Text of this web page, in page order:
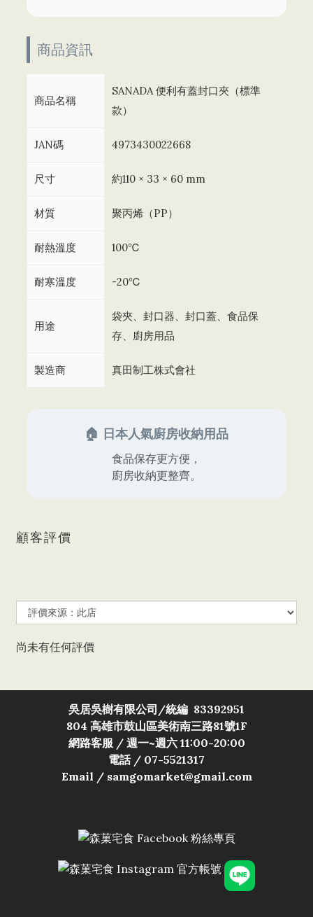
商品資訊
商品名稱
SANADA 便利有蓋封口夾（標準
款）
JAN碼 4973430022668
尺寸 約110 × 33 × 60 mm
材質 聚丙烯（PP）
耐熱溫度 100℃
耐寒溫度 -20℃
用途
袋夾、封口器、封口蓋、食品保
存、廚房用品
製造商 真田制工株式會社
🏠 日本人氣廚房收納用品
食品保存更方便，
廚房收納更整齊。
顧客評價
尚未有任何評價
吳居吳樹有限公司/統編 83392951
804 高雄市鼓山區美術南三路81號1F
網路客服 / 週一~週六 11:00-20:00
電話 / 07-5521317
Email / samgomarket@gmail.com